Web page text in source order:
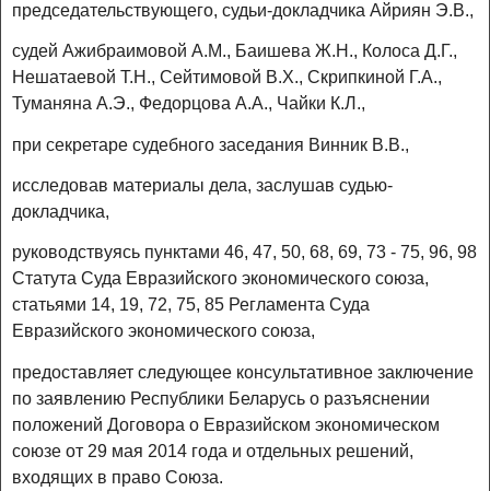
председательствующего, судьи-докладчика Айриян Э.В.,
судей Ажибраимовой А.М., Баишева Ж.Н., Колоса Д.Г.,
Нешатаевой Т.Н., Сейтимовой В.Х., Скрипкиной Г.А.,
Туманяна А.Э., Федорцова А.А., Чайки К.Л.,
при секретаре судебного заседания Винник В.В.,
исследовав материалы дела, заслушав судью-
докладчика,
руководствуясь пунктами 46, 47, 50, 68, 69, 73 - 75, 96, 98
Статута Суда Евразийского экономического союза,
статьями 14, 19, 72, 75, 85 Регламента Суда
Евразийского экономического союза,
предоставляет следующее консультативное заключение
по заявлению Республики Беларусь о разъяснении
положений Договора о Евразийском экономическом
союзе от 29 мая 2014 года и отдельных решений,
входящих в право Союза.